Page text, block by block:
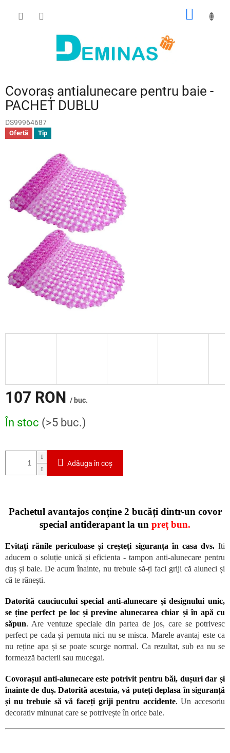
COŞ
Covoraș antialunecare pentru baie -
PACHET DUBLU
DS99964687
Ofertă Tip
107 RON / buc.
Evaluare
preţ:
În stoc (>5 buc.)
Adăuga în coş
Pachetul avantajos conține 2 bucăți dintr-un covor
special antiderapant la un preț bun.
Evitați rănile periculoase și creșteți siguranța în casa dvs.Iti
aducem o soluție unică și eficienta - tampon anti-alunecare pentru
duș și baie. De acum înainte, nu trebuie să-ți faci griji că aluneci și
că te rănești.
Datorită cauciucului special anti-alunecare și designului unic,
se ține perfect pe loc și previne alunecarea chiar și în apă cu
săpun. Are ventuze speciale din partea de jos, care se potrivesc
perfect pe cada și pernuta nici nu se misca. Marele avantaj este ca
nu reține apa și se poate scurge normal. Ca rezultat, sub ea nu se
formează bacterii sau mucegai.
Covorașul anti-alunecare este potrivit pentru băi, dușuri dar și
înainte de duș. Datorită acestuia, vă puteți deplasa în siguranță
și nu trebuie să vă faceți griji pentru accidente. Un accesoriu
decorativ minunat care se potrivește în orice baie.